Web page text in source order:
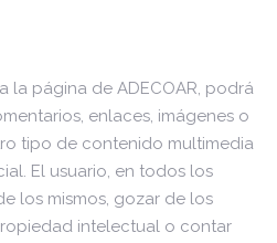
la página de ADECOAR, podrá
enlaces, imágenes o
tipo de contenido multimedia
El usuario, en todos los
los mismos, gozar de los
intelectual o contar